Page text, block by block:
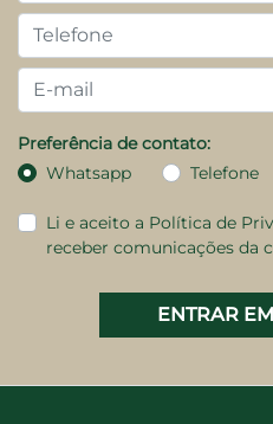
Preferência de contato:
Whatsapp
Telefone
Li e aceito a Política de
receber comunicações da
ENTRAR